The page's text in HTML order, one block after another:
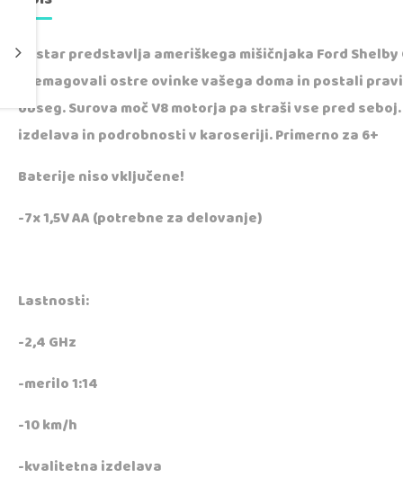
Rastar predstavlja ameriškega mišičnjaka Ford
premagovali ostre ovinke vašega doma in postali
obseg. Surova moč V8 motorja pa straši vse pred
izdelava in podrobnosti v karoseriji. Primerno za 6+
Baterije niso vključene!
-7x 1,5V AA (potrebne za delovanje)
Lastnosti:
-2,4 GHz
-merilo 1:14
-10 km/h
-kvalitetna izdelava